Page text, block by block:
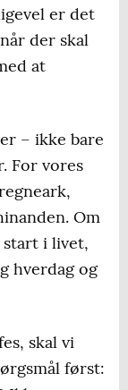
er det
der skal
at
– ikke bare
For vores
Om
start i livet,
hverdag og
skal vi
først: